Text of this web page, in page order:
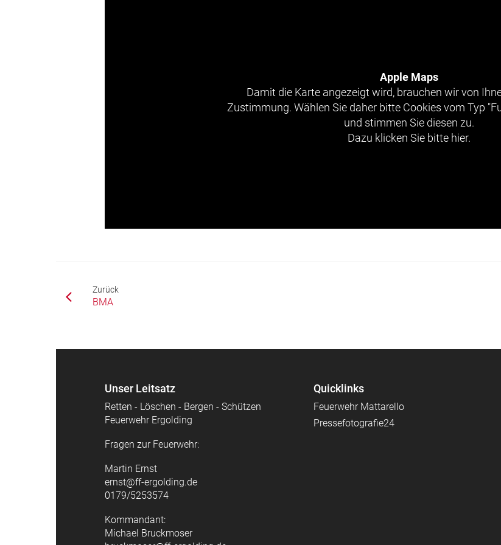
Apple Maps
Damit die Karte angezeigt wird, brauchen wir von
Zustimmung. Wählen Sie daher bitte Cookies vom Typ
und stimmen Sie diesen zu.
Dazu klicken Sie bitte hier.
Zurück
BMA
Unser Leitsatz
Retten - Löschen - Bergen - Schützen
Feuerwehr Ergolding
Fragen zur Feuerwehr:
Martin Ernst
ernst@ff-ergolding.de
0179/5253574
Kommandant:
Michael Bruckmoser
Quicklinks
Feuerwehr Mattarello
Pressefotografie24